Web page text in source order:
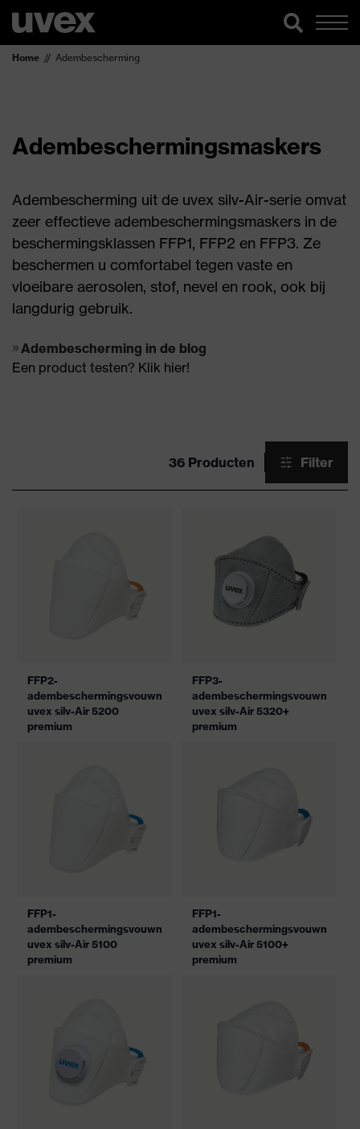
Home Adembescherming
Adembeschermingsmaskers
Adembescherming uit de uvex silv-Air-serie omvat
zeer effectieve adembeschermingsmaskers in de
beschermingsklassen FFP1, FFP2 en FFP3. Ze
beschermen u comfortabel tegen vaste en
vloeibare aerosolen, stof, nevel en rook, ook bij
langdurig gebruik.
Adembescherming in de blog
Een product testen? Klik hier!
36 Producten Filter
FFP2-
adembeschermingsvouwmasker
uvex silv-Air 5200
premium
FFP3-
adembeschermingsvouwmasker
uvex silv-Air 5320+
premium
FFP1-
adembeschermingsvouwmasker
uvex silv-Air 5100
premium
FFP1-
adembeschermingsvouwmasker
uvex silv-Air 5100+
premium